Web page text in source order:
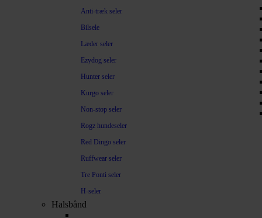
Anti-træk seler
Bilsele
Læder seler
Ezydog seler
Hunter seler
Kurgo seler
Non-stop seler
Rogz hundeseler
Red Dingo seler
Ruffwear seler
Tre Ponti seler
H-seler
Halsbånd